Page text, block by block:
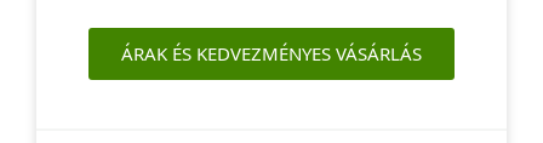
ÁRAK ÉS KEDVEZMÉNYES VÁSÁRLÁS